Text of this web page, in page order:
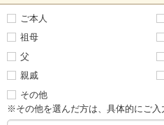
ご本人
祖母
父
親戚
その他
※その他を選んだ方は、具体的にご入